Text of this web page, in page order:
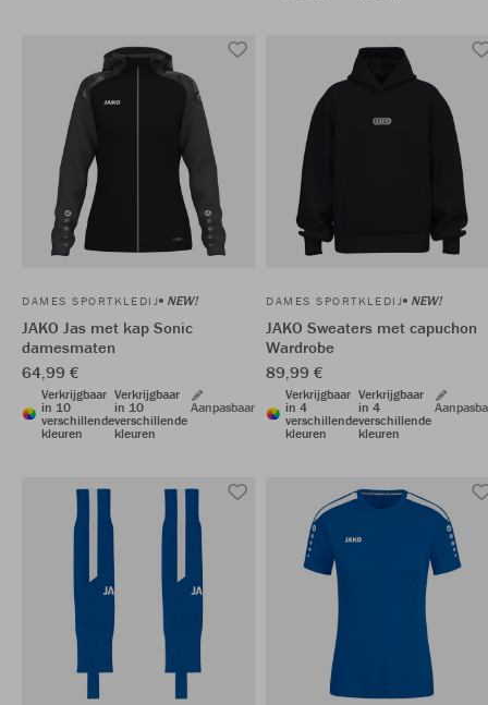
DAMES SPORTKLEDIJ NEW!
JAKO Jas met kap Sonic
damesmaten
64,99 €
Verkrijgbaar
in 10
verschillende
kleuren
Verkrijgbaar
in 10
verschillende
kleuren
Aanpasbaar
DAMES SPORTKLEDIJ NEW!
JAKO Sweaters met capuchon
Wardrobe
89,99 €
Verkrijgbaar
in 4
verschillende
kleuren
Verkrijgbaar
in 4
verschillende
kleuren